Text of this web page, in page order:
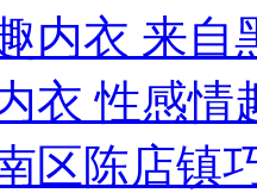
内衣 来自
衣 性感情
区陈店镇